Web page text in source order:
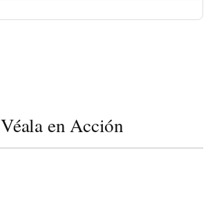
Véala en Acción